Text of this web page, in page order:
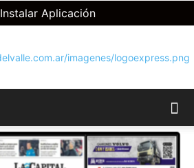
Instalar Aplicación